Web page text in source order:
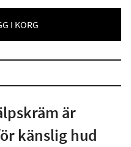
I KORG
är
känslig hud